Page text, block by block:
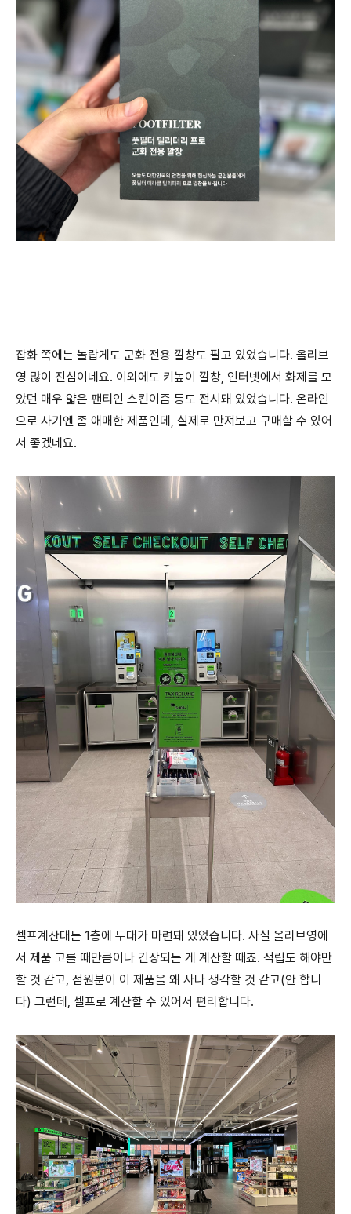
잡화 쪽에는 놀랍게도 군화 전용 깔창도 팔고 있었습니다. 올리브
영 많이 진심이네요. 이외에도 키높이 깔창, 인터넷에서 화제를 모
았던 매우 얇은 팬티인 스킨이즘 등도 전시돼 있었습니다. 온라인
으로 사기엔 좀 애매한 제품인데, 실제로 만져보고 구매할 수 있어
서 좋겠네요.
셀프계산대는 1층에 두대가 마련돼 있었습니다. 사실 올리브영에
서 제품 고를 때만큼이나 긴장되는 게 계산할 때죠. 적립도 해야만
할 것 같고, 점원분이 이 제품을 왜 사나 생각할 것 같고(안 합니
다) 그런데, 셀프로 계산할 수 있어서 편리합니다.